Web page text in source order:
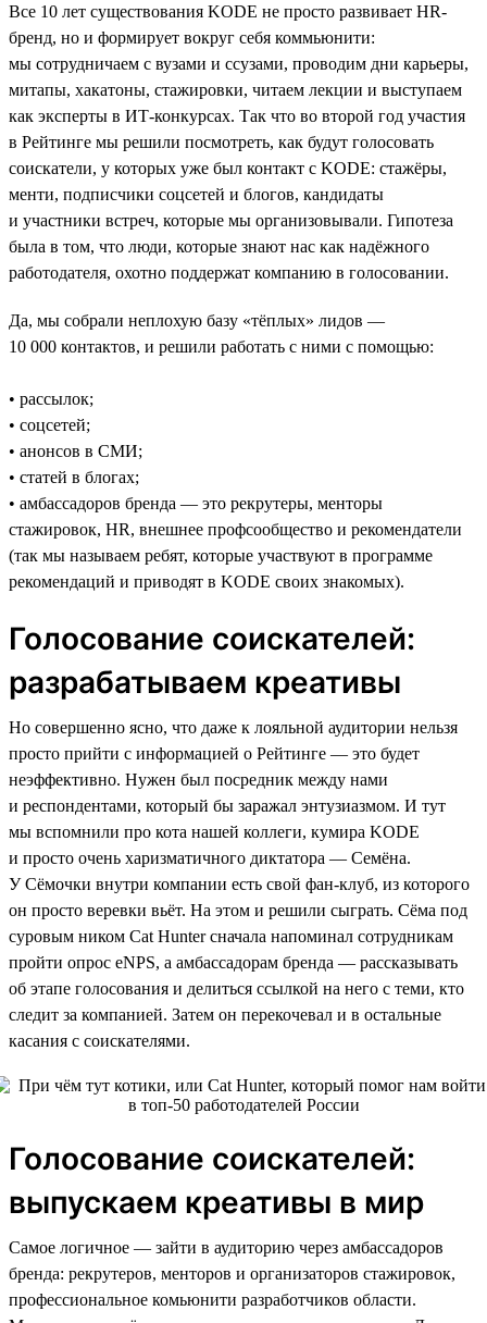
Все 10 лет существования KODE не просто развивает HR-
бренд, но и формирует вокруг себя коммьюнити:
мы сотрудничаем с вузами и ссузами, проводим дни карьеры,
митапы, хакатоны, стажировки, читаем лекции и выступаем
как эксперты в ИТ-конкурсах. Так что во второй год участия
в Рейтинге мы решили посмотреть, как будут голосовать
соискатели, у которых уже был контакт с KODE: стажёры,
менти, подписчики соцсетей и блогов, кандидаты
и участники встреч, которые мы организовывали. Гипотеза
была в том, что люди, которые знают нас как надёжного
работодателя, охотно поддержат компанию в голосовании.
Да, мы собрали неплохую базу «тёплых» лидов —
10 000 контактов, и решили работать с ними с помощью:
• рассылок;
• соцсетей;
• анонсов в СМИ;
• статей в блогах;
• амбассадоров бренда — это рекрутеры, менторы
стажировок, HR, внешнее профсообщество и рекомендатели
(так мы называем ребят, которые участвуют в программе
рекомендаций и приводят в KODE своих знакомых).
Голосование соискателей:
разрабатываем креативы
Но совершенно ясно, что даже к лояльной аудитории нельзя
просто прийти с информацией о Рейтинге — это будет
неэффективно. Нужен был посредник между нами
и респондентами, который бы заражал энтузиазмом. И тут
мы вспомнили про кота нашей коллеги, кумира KODE
и просто очень харизматичного диктатора — Семёна.
У Сёмочки внутри компании есть свой фан-клуб, из которого
он просто веревки вьёт. На этом и решили сыграть. Сёма под
суровым ником Cat Hunter сначала напоминал сотрудникам
пройти опрос eNPS, а амбассадорам бренда — рассказывать
об этапе голосования и делиться ссылкой на него с теми, кто
следит за компанией. Затем он перекочевал и в остальные
касания с соискателями.
Голосование соискателей:
выпускаем креативы в мир
Самое логичное — зайти в аудиторию через амбассадоров
бренда: рекрутеров, менторов и организаторов стажировок,
профессиональное комьюнити разработчиков области.